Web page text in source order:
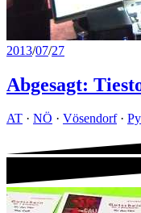
2013/07/27
Abgesagt:
AT · NÖ · Vösendorf·